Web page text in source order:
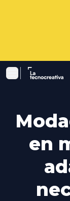
Menu
La
en